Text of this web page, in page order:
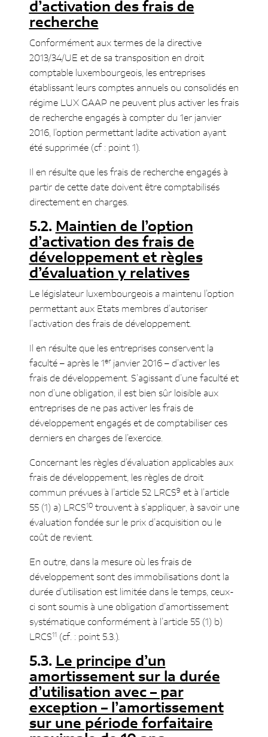
d’activation des frais de
recherche
Conformément aux termes de la directive
2013/34/UE et de sa transposition en droit
comptable luxembourgeois, les entreprises
établissant leurs comptes annuels ou consolidés en
régime LUX GAAP ne peuvent plus activer les frais
de recherche engagés à compter du 1er janvier
2016, l’option permettant ladite activation ayant
été supprimée (cf : point 1).
Il en résulte que les frais de recherche engagés à
partir de cette date doivent être comptabilisés
directement en charges.
Maintien de l’option
d’activation des frais de
développement et règles
d’évaluation y relatives
Le législateur luxembourgeois a maintenu l’option
permettant aux Etats membres d’autoriser
l’activation des frais de développement.
Il en résulte que les entreprises conservent la
faculté – après le 1 er janvier 2016 – d’activer les
frais de développement. S’agissant d’une faculté et
non d’une obligation, il est bien sûr loisible aux
entreprises de ne pas activer les frais de
développement engagés et de comptabiliser ces
derniers en charges de l’exercice.
Concernant les règles d’évaluation applicables aux
frais de développement, les règles de droit
commun prévues à l’article 52 LRCS9 et à l’article
55 (1) a) LRCS10trouvent à s’appliquer, à savoir une
évaluation fondée sur le prix d’acquisition ou le
coût de revient.
En outre, dans la mesure où les frais de
développement sont des immobilisations dont la
durée d’utilisation est limitée dans le temps, ceux-
ci sont soumis à une obligation d’amortissement
systématique conformément à l’article 55 (1) b)
LRCS11(cf. : point 5.3.).
Le principe d’un
amortissement sur la durée
d’utilisation avec – par
exception – l’amortissement
sur une période forfaitaire